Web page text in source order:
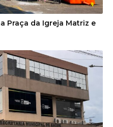
Praça da Igreja Matriz e